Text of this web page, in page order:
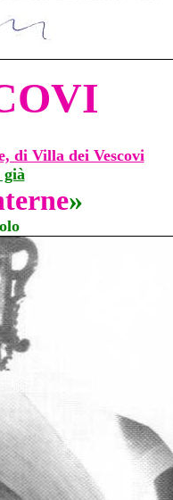
di Villa dei Vescovi
già
»